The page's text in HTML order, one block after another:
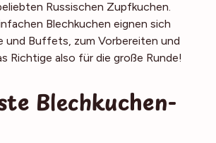
Russischen Zupfkuchen.
Blechkuchen eignen sich
und Buffets, zum Vorbereiten und
Richtige also für die große Runde!
Blechkuchen-